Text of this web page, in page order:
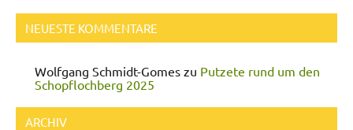
NEUESTE KOMMENTARE
Wolfgang Schmidt-Gomes zu Putzete rund um den
Schopflochberg 2025
ARCHIV